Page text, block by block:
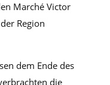
Marché Victor
Region
dem Ende des
die